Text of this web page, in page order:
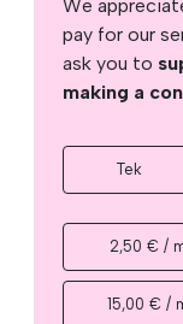
We
pay for our
ask you to
making a
Tek
2,50 € /
15,00 € /